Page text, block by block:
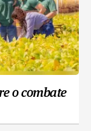
o combate